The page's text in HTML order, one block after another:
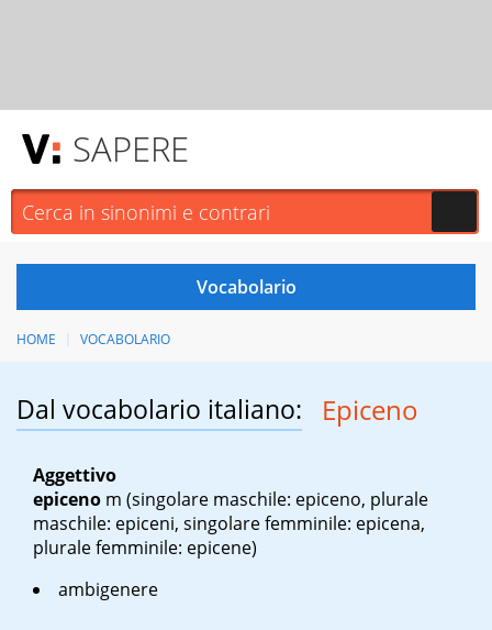
SAPERE
HOME VOCABOLARIO
Dal vocabolario italiano: Epiceno
Aggettivo
epiceno m (singolare maschile: epiceno, plurale
maschile: epiceni, singolare femminile: epicena,
plurale femminile: epicene)
ambigenere